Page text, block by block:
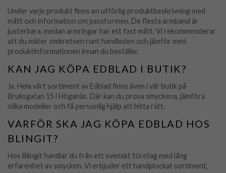
Under varje produkt finns en utförlig produktbeskrivning med
mått och information om passformen. De flesta armband är
justerbara, medan armringar har ett fast mått. Vi rekommenderar
att du mäter omkretsen runt handleden och jämför med
produktinformationen innan du beställer.
KAN JAG KÖPA EDBLAD I BUTIK?
Ja. Hela vårt sortiment av Edblad finns även i vår butik på
Bruksgatan 15 i Höganäs. Där kan du prova smyckena, jämföra
olika modeller och få personlig hjälp att hitta rätt.
VARFÖR SKA JAG KÖPA EDBLAD HOS
BLINGIT?
Hos Blingit handlar du från ett svenskt företag med lång
erfarenhet av smycken. Vi erbjuder ett handplockat sortiment,